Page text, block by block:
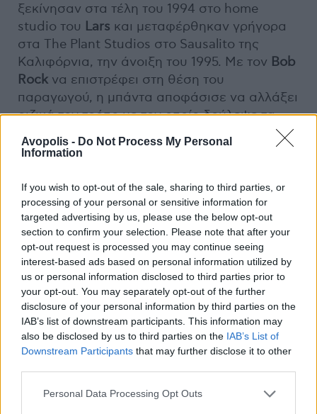
Avopolis - Do Not Process My Personal
Information
If you wish to opt-out of the sale, sharing to third parties, or
processing of your personal or sensitive information for
targeted advertising by us, please use the below opt-out
section to confirm your selection. Please note that after your
opt-out request is processed you may continue seeing
interest-based ads based on personal information utilized by
us or personal information disclosed to third parties prior to
your opt-out. You may separately opt-out of the further
disclosure of your personal information by third parties on the
IAB’s list of downstream participants. This information may
also be disclosed by us to third parties on the IAB’s List of
Downstream Participants that may further disclose it to other
Personal Data Processing Opt Outs
ξεκίνησαν στα τέλη του 1994 στο home
studio του Lars και μεταφέρθηκαν γρήγορα
στα The Plant Studios στο Sausalito της
Καλιφόρνια, την άνοιξη του 1995. Με τον Bob
Rock να επιστρέφει στη θέση του
παραγωγού, η μπάντα αποφάσισε να αλλάξει
ριζικά τον τρόπο με τον οποίο δούλεψε τα
μετατοπίστηκε απο Standard E σε Eb και σε
έγιναν πιο ελεύθερες και jam oriented κατά
κάποιον τρόπο σε αντίθεση με την πιο σφιχτή
και δεμένη προσέγγιση τουBlack Album, που
θύμιζε σε σημεία pop ή έστω πιο radio
friendly καταστάσεις. Τέλος οι ίδιες οι
θεματικές έγιναν πιο εσωτερικές. Αντί για τη
σφιχτή, σχεδόν κλινική διαδικασία του 1991,
τα sessions τουLoad χαρακτηρίστηκαν από
μια πρωτοφανή ελευθερία. ΟιMetallica
έγραφαν ασταμάτητα. Ο
Hetfield και οUlrich
μπάντας ήταν να κυκλοφορήσει ένα διπλό